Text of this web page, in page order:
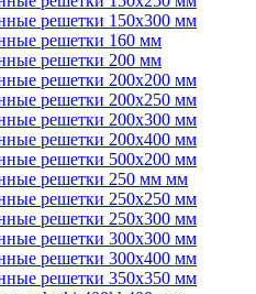
решетки 150х300 мм
решетки 160 мм
решетки 200 мм
решетки 200х200 мм
решетки 200х250 мм
решетки 200х300 мм
решетки 200х400 мм
решетки 500х200 мм
решетки 250 мм мм
решетки 250х250 мм
решетки 250х300 мм
решетки 300х300 мм
решетки 300х400 мм
решетки 350х350 мм